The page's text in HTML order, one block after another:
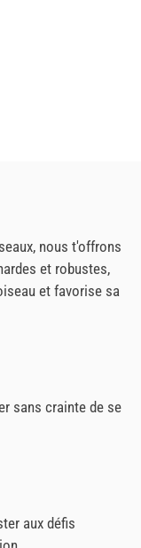
nous t'offrons
et robustes,
et favorise sa
sans crainte de se
aux défis